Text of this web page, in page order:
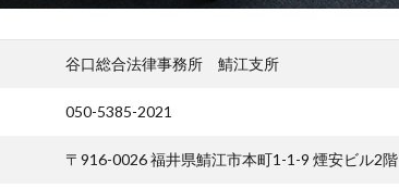
谷口総合法律事務所 鯖江支所
050-5385-2021
〒916-0026 福井県鯖江市本町1-1-9 煙安ビル2階